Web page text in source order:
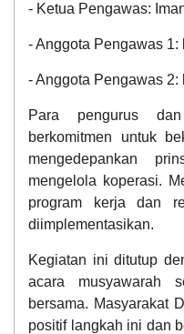
- Ketua Pengawas:
- Anggota Pengawas 1:
- Anggota Pengawas 2:
Para pengurus
berkomitmen untuk
mengedepankan
mengelola koperasi.
program kerja dan
diimplementasikan.
Kegiatan ini ditutup
acara musyawarah
bersama. Masyarakat
positif langkah ini dan